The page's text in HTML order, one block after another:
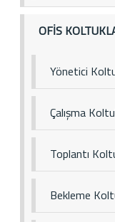
OFİS
Yönetici
Çalışma
Toplantı
Bekleme